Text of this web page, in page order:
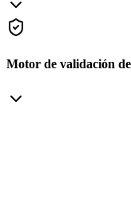
Motor de validación